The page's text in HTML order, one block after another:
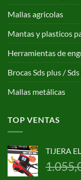
Mallas agricolas
Mantas y plasticos
Herramientas de
Brocas Sds plus /
Mallas metálicas
TOP VENTAS
TIJERA